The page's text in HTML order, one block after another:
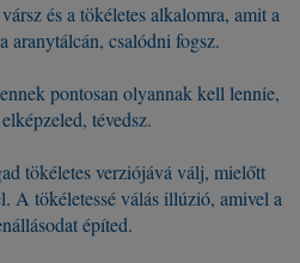
és a tökéletes alkalomra, amit a
aranytálcán, csalódni fogsz.
pontosan olyannak kell lennie,
tévedsz.
tökéletes verziójává válj, mielőtt
A tökéletessé válás illúzió, amivel a
építed.